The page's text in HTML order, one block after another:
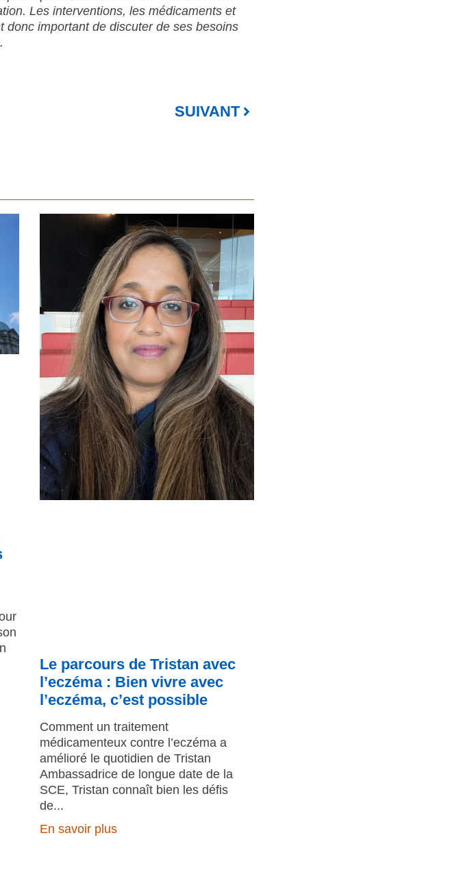
Les interventions, les médicaments et
important de discuter de ses besoins
SUIVANT
Le parcours de Tristan avec
l’eczéma : Bien vivre avec
l’eczéma, c’est possible
Comment un traitement
médicamenteux contre l’eczéma a
amélioré le quotidien de Tristan
Ambassadrice de longue date de la
SCE, Tristan connaît bien les défis
de
En savoir plus